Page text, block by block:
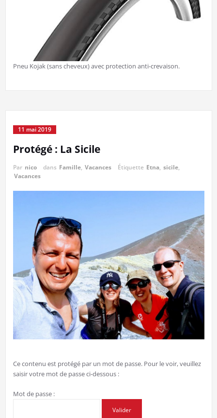
Pneu Kojak (sans cheveux) avec protection anti-crevaison.
11 mai 2019
Protégé : La Sicile
Par nico dans Famille, Vacances Étiquette Etna, sicile,
Vacances
Ce contenu est protégé par un mot de passe. Pour le voir, veuillez
saisir votre mot de passe ci-dessous :
Mot de passe :